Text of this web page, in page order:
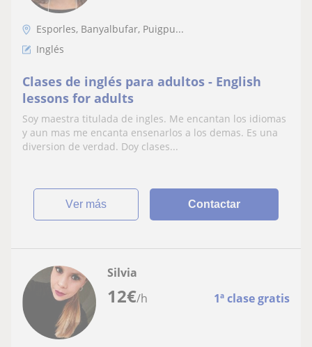
Esporles, Banyalbufar, Puigpu...
Inglés
Clases de inglés para adultos - English
lessons for adults
Soy maestra titulada de ingles. Me encantan los idiomas
y aun mas me encanta ensenarlos a los demas. Es una
diversion de verdad. Doy clases...
ver más Contactar
12€/h 1ª clase gratis
Silvia